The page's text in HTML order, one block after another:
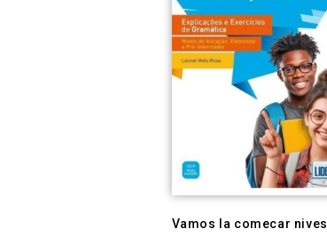
Vamos la comecar nives